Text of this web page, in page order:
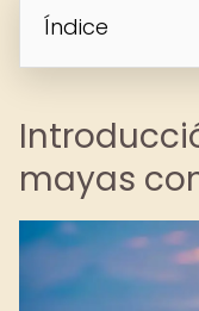
Índice
mayas